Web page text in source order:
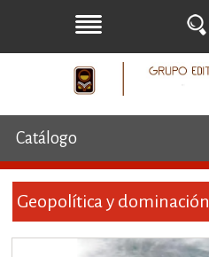
Catálogo
Geopolítica y dominación